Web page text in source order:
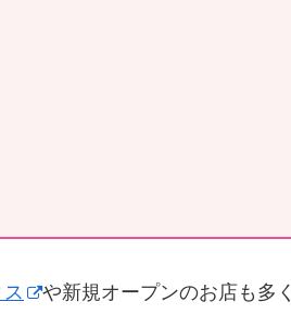
や新規オープンのお店も多く